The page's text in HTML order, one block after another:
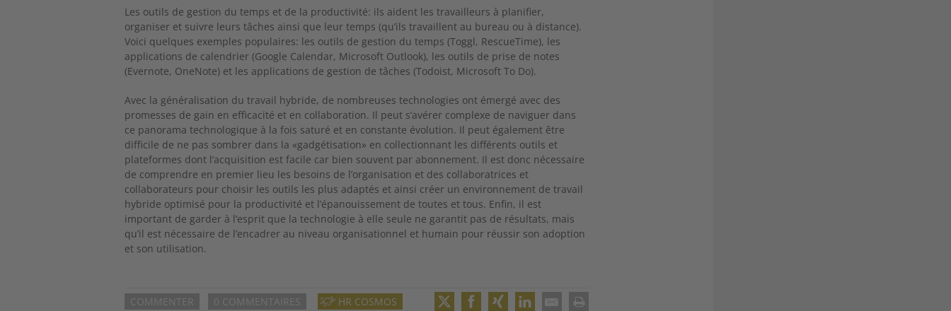
Les outils de gestion du temps et de la productivité: ils aident les travailleurs à planifier,
organiser et suivre leurs tâches ainsi que leur temps (qu’ils travaillent au bureau ou à distance).
Voici quelques exemples populaires: les outils de gestion du temps (Toggl, RescueTime), les
applications de calendrier (Google Calendar, Microsoft Outlook), les outils de prise de notes
(Evernote, OneNote) et les applications de gestion de tâches (Todoist, Microsoft To Do).
Avec la généralisation du travail hybride, de nombreuses technologies ont émergé avec des
promesses de gain en efficacité et en collaboration. Il peut s’avérer complexe de naviguer dans
ce panorama technologique à la fois saturé et en constante évolution. Il peut également être
difficile de ne pas sombrer dans la «gadgétisation» en collectionnant les différents outils et
plateformes dont l’acquisition est facile car bien souvent par abonnement. Il est donc nécessaire
de comprendre en premier lieu les besoins de l’organisation et des collaboratrices et
collaborateurs pour choisir les outils les plus adaptés et ainsi créer un environnement de travail
hybride optimisé pour la productivité et l’épanouissement de toutes et tous. Enfin, il est
important de garder à l’esprit que la technologie à elle seule ne garantit pas de résultats, mais
qu’il est nécessaire de l’encadrer au niveau organisationnel et humain pour réussir son adoption
et son utilisation.
COMMENTER 0 COMMENTAIRES HR COSMOS